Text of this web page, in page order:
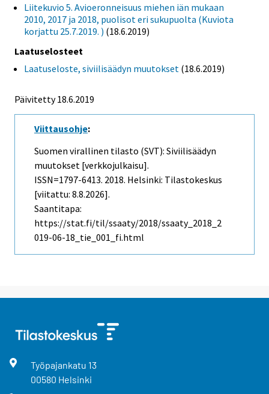
Liitekuvio 5. Avioeronneisuus miehen iän mukaan
2010, 2017 ja 2018, puolisot eri sukupuolta (Kuviota
korjattu 25.7.2019. ) (18.6.2019)
Laatuselosteet
Laatuseloste, siviilisäädyn muutokset (18.6.2019)
Päivitetty 18.6.2019
Viittausohje:
Suomen virallinen tilasto (SVT): Siviilisäädyn
muutokset [verkkojulkaisu].
ISSN=1797-6413. 2018. Helsinki: Tilastokeskus
[viitattu: 8.8.2026].
Saantitapa:
https://stat.fi/til/ssaaty/2018/ssaaty_2018_2
019-06-18_tie_001_fi.html
Työpajankatu 13
00580 Helsinki